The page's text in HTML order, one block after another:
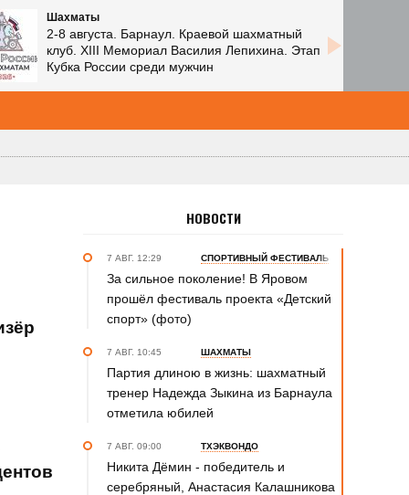
Шахматы
2-8 августа. Барнаул. Краевой шахматный
клуб. XIII Мемориал Василия Лепихина. Этап
Кубка России среди мужчин
НОВОСТИ
7 АВГ. 12:29 СПОРТИВНЫЙ ФЕСТИВАЛЬ
За сильное поколение! В Яровом
прошёл фестиваль проекта «Детский
спорт» (фото)
7 АВГ. 10:45 ШАХМАТЫ
Партия длиною в жизнь: шахматный
тренер Надежда Зыкина из Барнаула
отметила юбилей
7 АВГ. 09:00 ТХЭКВОНДО
Никита Дёмин - победитель и
серебряный, Анастасия Калашникова